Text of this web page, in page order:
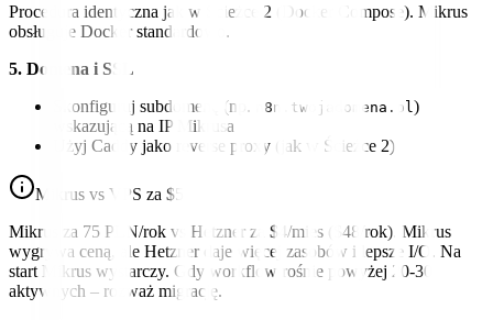
Procedura identyczna jak w Ścieżce 2 (Docker Compose). Mikrus
obsługuje Docker standardowo.
5. Domena i SSL
Skonfiguruj subdomenę (np.
n8n.twojadomena.pl )
wskazującą na IP Mikrusa
Użyj Caddy jako reverse proxy (jak w Ścieżce 2)
Mikrus vs VPS za $5
Mikrus za 75 PLN/rok vs Hetzner za $4/mies ($48/rok). Mikrus
wygrywa ceną, ale Hetzner daje więcej zasobów i lepsze I/O. Na
start Mikrus wystarczy. Gdy workflow rośnie powyżej 20-30
aktywnych – rozważ migrację.